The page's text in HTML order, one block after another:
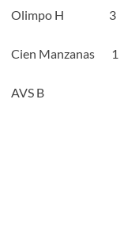
Olimpo H 3
Cien Manzanas 1
AVS B